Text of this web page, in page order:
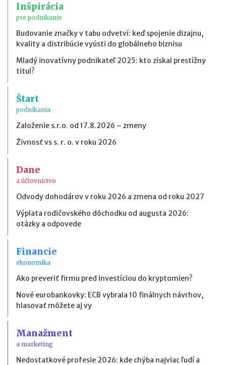
Inšpirácia
pre podnikanie
Budovanie značky v tabu odvetví: keď spojenie dizajnu,
kvality a distribúcie vyústi do globálneho biznisu
Mladý inovatívny podnikateľ 2025: kto získal prestížny
titul?
Štart
podnikania
Založenie s.r.o. od 17.8.2026 – zmeny
Živnosť vs s. r. o. v roku 2026
Dane
a účtovníctvo
Odvody dohodárov v roku 2026 a zmena od roku 2027
Výplata rodičovského dôchodku od augusta 2026:
otázky a odpovede
Financie
ekonomika
Ako preveriť firmu pred investíciou do kryptomien?
Nové eurobankovky: ECB vybrala 10 finálnych návrhov,
hlasovať môžete aj vy
Manažment
a marketing
Nedostatkové profesie 2026: kde chýba najviac ľudí a